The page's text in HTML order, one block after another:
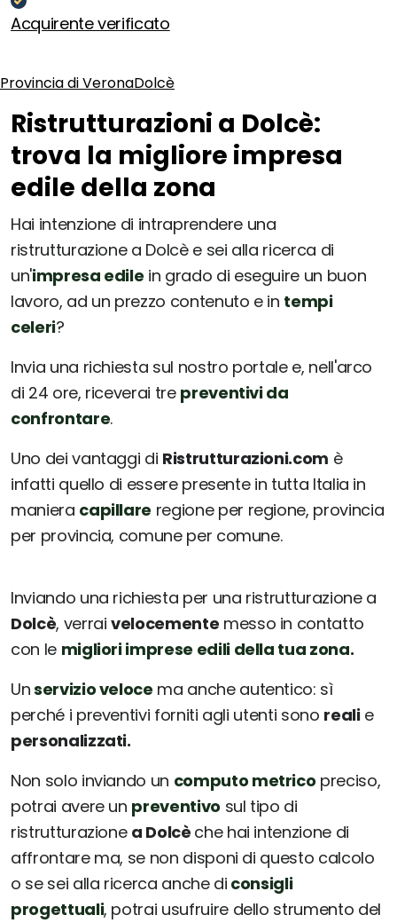
Acquirente verificato
Provincia di VeronaDolcè
Ristrutturazioni a Dolcè:
trova la migliore impresa
edile della zona
Hai intenzione di intraprendere una
ristrutturazione a Dolcè e sei alla ricerca di
un'impresa edile in grado di eseguire un buon
lavoro, ad un prezzo contenuto e in tempi
celeri?
Invia una richiesta sul nostro portale e, nell'arco
di 24 ore, riceverai tre preventivi da
confrontare.
Uno dei vantaggi di Ristrutturazioni.com è
infatti quello di essere presente in tutta Italia in
maniera capillare regione per regione, provincia
per provincia, comune per comune.
Inviando una richiesta per una ristrutturazione a
Dolcè, verraivelocemente messo in contatto
con le migliori imprese edili della tua zona.
Unservizio veloce ma anche autentico: sì
perché i preventivi forniti agli utenti sono realie
personalizzati.
Non solo inviando un computo metrico preciso,
potrai avere un preventivo sul tipo di
ristrutturazione a Dolcè che hai intenzione di
affrontare ma, se non disponi di questo calcolo
o se sei alla ricerca anche di consigli
progettuali, potrai usufruire dello strumento del